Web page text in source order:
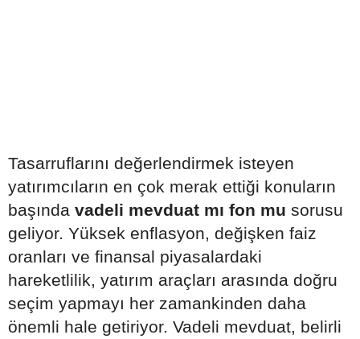
Tasarruflarını değerlendirmek isteyen
yatırımcıların en çok merak ettiği konuların
başında vadeli mevduat mı fon mu sorusu
geliyor. Yüksek enflasyon, değişken faiz
oranları ve finansal piyasalardaki
hareketlilik, yatırım araçları arasında doğru
seçim yapmayı her zamankinden daha
önemli hale getiriyor. Vadeli mevduat, belirli